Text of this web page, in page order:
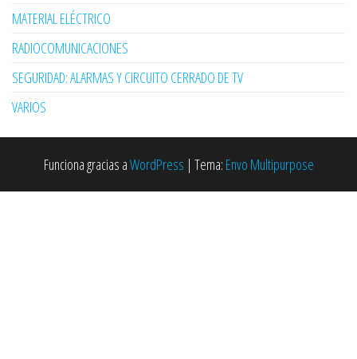
MATERIAL ELÉCTRICO
RADIOCOMUNICACIONES
SEGURIDAD: ALARMAS Y CIRCUITO CERRADO DE TV
VARIOS
Funciona gracias aWordPress | Tema: Envo Multipurpose